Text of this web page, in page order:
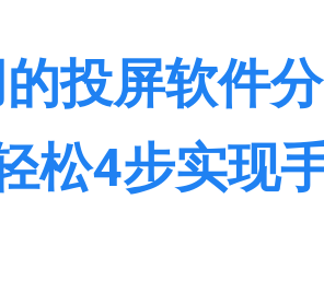
投屏软件分
松4步实现